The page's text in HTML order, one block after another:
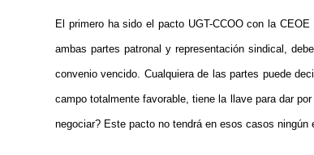
El primero ha sido el pacto UGT-CCOO con la
ambas partes patronal y representación sindical,
convenio vencido. Cualquiera de las partes puede
campo totalmente favorable, tiene la llave para dar
negociar? Este pacto no tendrá en esos casos ningún